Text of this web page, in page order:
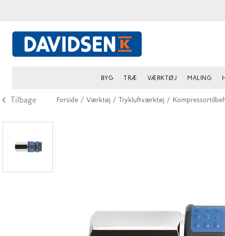
BYG TRÆ VÆRKTØJ MALING
Tilbage Forside / Værktøj / Trykluftværktøj /